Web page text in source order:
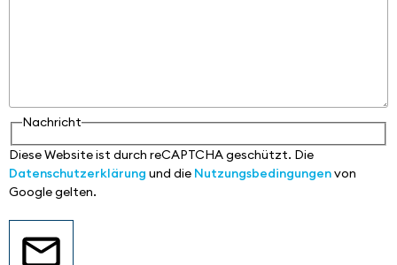
Nachricht
Diese Website ist durch reCAPTCHA geschützt. Die
Datenschutzerklärung und die Nutzungsbedingungenvon
Google gelten.